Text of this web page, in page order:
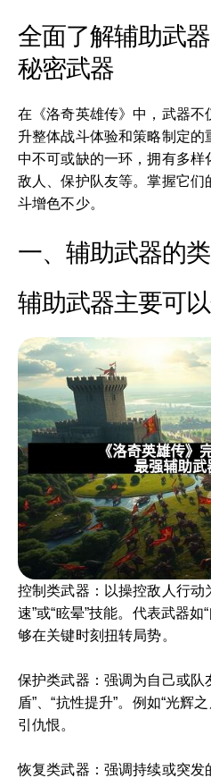
全面了解辅助武
秘密武器
在《洛奇英雄传》中，武器不
升整体战斗体验和策略制定
中不可或缺的一环，拥有多样
敌人、保护队友等。掌握它
斗增色不少。
一、辅助武器的
辅助武器主要可
控制类武器：以操控敌人行动
速”或“眩晕”技能。代表武器如
够在关键时刻扭转局势。
保护类武器：强调为自己或队
盾”、“抗性提升”。例如“光辉
引仇恨。
恢复类武器：强调持续或突发